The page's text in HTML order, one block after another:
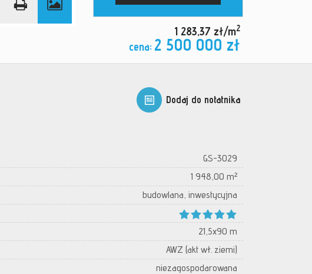
1 283,37 zł/m2
cena: 2 500 000 zł
Dodaj do notatnika
GS-3029
1 948,00 m²
budowlana, inwestycyjna
21,5x90 m
AWZ (akt wł. ziemi)
niezagospodarowana